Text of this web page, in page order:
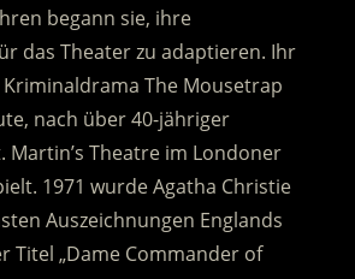
begann sie, ihre
das Theater zu adaptieren. Ihr
The Mousetrap
nach über 40-jähriger
Martin’s Theatre im Londoner
1971 wurde Agatha Christie
Auszeichnungen Englands
Titel „Dame Commander of